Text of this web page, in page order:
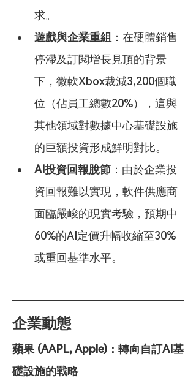
求。
遊戲與企業重組 ：在硬體銷售
停滯及訂閱增長見頂的背景
下，微軟Xbox裁減3,200個職
位（佔員工總數20%），這與
其他領域對數據中心基礎設施
的巨額投資形成鮮明對比。
AI投資回報脫節 ：由於企業投
資回報難以實現，軟件供應商
面臨嚴峻的現實考驗，預期中
60%的AI定價升幅收縮至30%
或重回基準水平。
企業動態
蘋果 (AAPL, Apple)：轉向自訂AI基
礎設施的戰略